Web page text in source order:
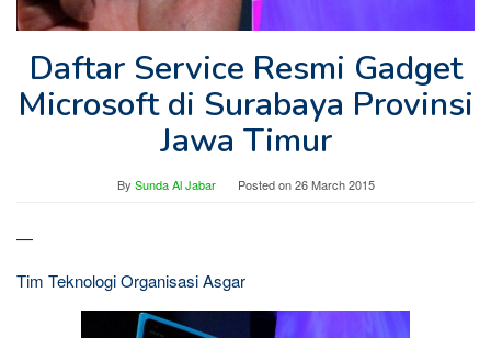
Daftar Service Resmi Gadget
Microsoft di Surabaya Provinsi
Jawa Timur
By Sunda Al Jabar Posted on26 March 2015
—
Tim Teknologi Organisasi Asgar